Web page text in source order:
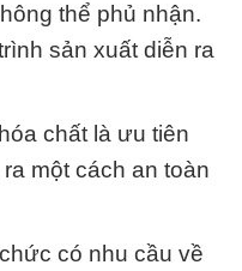
thể phủ nhận.
sản xuất diễn ra
chất là ưu tiên
một cách an toàn
có nhu cầu về